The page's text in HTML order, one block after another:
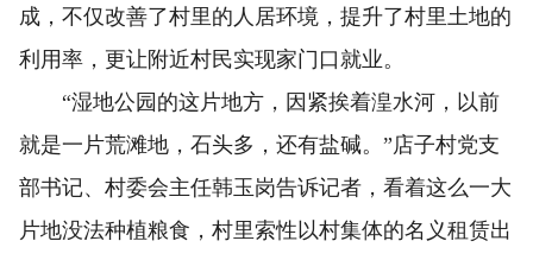
成，不仅改善了村里的人居环境，提升了村里土地的
利用率，更让附近村民实现家门口就业。
“湿地公园的这片地方，因紧挨着湟水河，以前
就是一片荒滩地，石头多，还有盐碱。”店子村党支
部书记、村委会主任韩玉岗告诉记者，看着这么一大
片地没法种植粮食，村里索性以村集体的名义租赁出